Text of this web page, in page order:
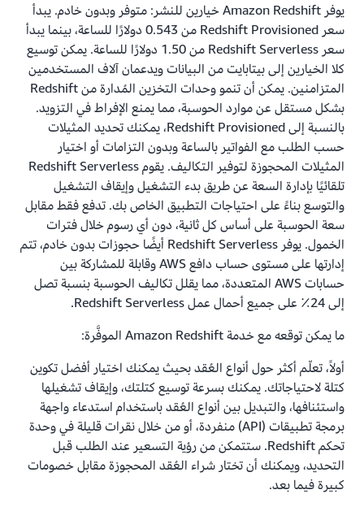
يوفر Amazon Redshift خيارين للنشر: متوفر وبدون خادم. يبدأ
سعر Redshift Provisioned من 0.543 دولارًا للساعة، بينما يبدأ
سعر Redshift Serverless من 1.50 دولارًا للساعة. يمكن توسيع
كلا الخيارين إلى بيتابايت من البيانات ويدعمان آلاف المستخدمين
المتزامنين. يمكن أن تنمو وحدات التخزين المُدارة من Redshift
بشكل مستقل عن موارد الحوسبة، مما يمنع الإفراط في التزويد.
بالنسبة إلى Redshift Provisioned، يمكنك تحديد المثيلات
حسب الطلب مع الفواتير بالساعة وبدون التزامات أو اختيار
المثيلات المحجوزة لتوفير التكاليف. يقوم Redshift Serverless
تلقائيًا بإدارة السعة عن طريق بدء التشغيل وإيقاف التشغيل
والتوسع بناءً على احتياجات التطبيق الخاص بك. تدفع فقط مقابل
سعة الحوسبة على أساس كل ثانية، دون أي رسوم خلال فترات
الخمول. يوفر Redshift Serverless أيضًا حجوزات بدون خادم، تتم
إدارتها على مستوى حساب دافع AWS وقابلة للمشاركة بين
حسابات AWS المتعددة، مما يقلل تكاليف الحوسبة بنسبة تصل
إلى 24٪ على جميع أحمال عمل Redshift Serverless.
ما يمكن توقعه مع خدمة Amazon Redshift الموفَّرة:
أولاً، تعلّم أكثر حول أنواع العُقد بحيث يمكنك اختيار أفضل تكوين
كتلة لاحتياجاتك. يمكنك بسرعة توسيع كتلتك، وإيقاف تشغيلها
واستئنافها، والتبديل بين أنواع العُقد باستخدام استدعاء واجهة
برمجة تطبيقات (API) منفردة، أو من خلال نقرات قليلة في وحدة
تحكم Redshift. ستتمكن من رؤية التسعير عند الطلب قبل
التحديد، ويمكنك أن تختار شراء العُقد المحجوزة مقابل خصومات
كبيرة فيما بعد.